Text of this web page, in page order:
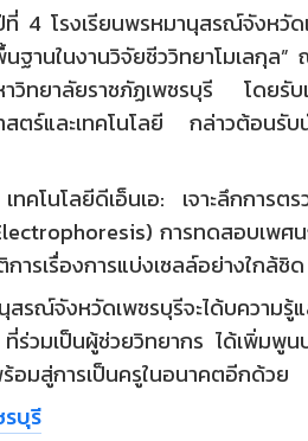
โรงเรียนพรหมานุสรณ์จังหวัด
ฐานในงานวิจัยชีววิทยาโมเลกุล
ทยาลัยราชภัฏเพชรบุรี โดยรับ
และเทคโนโลยี กล่าวต้อนรับนั
คโนโลยีดีเอ็นเอ: เจาะลึกการต
การทดสอบเพศ
ารเรื่องการแบ่งเซลล์อย่างใกล้ชิด
สรณ์จังหวัดเพชรบุรีจะได้บความ
วมเป็นผู้ช่วยวิทยากร ได้เพิ่มพูน
อมสู่การเป็นครูในอนาคตอีกด้วย
บุรี